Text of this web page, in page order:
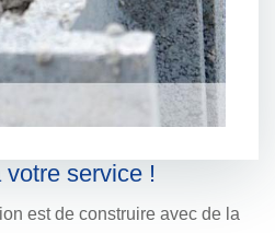
service !
est de construire avec de la